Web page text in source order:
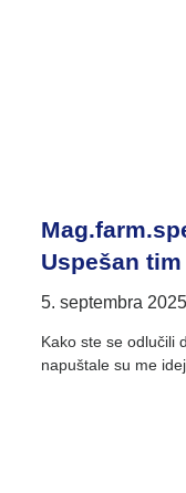
Uspešan
5. septembra
Kako ste se odlučili
napuštale su me